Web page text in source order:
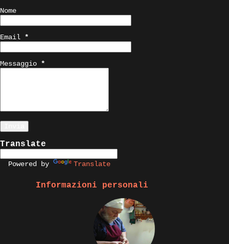
Nome
Email *
Messaggio *
Translate
Powered by Translate
Informazioni personali